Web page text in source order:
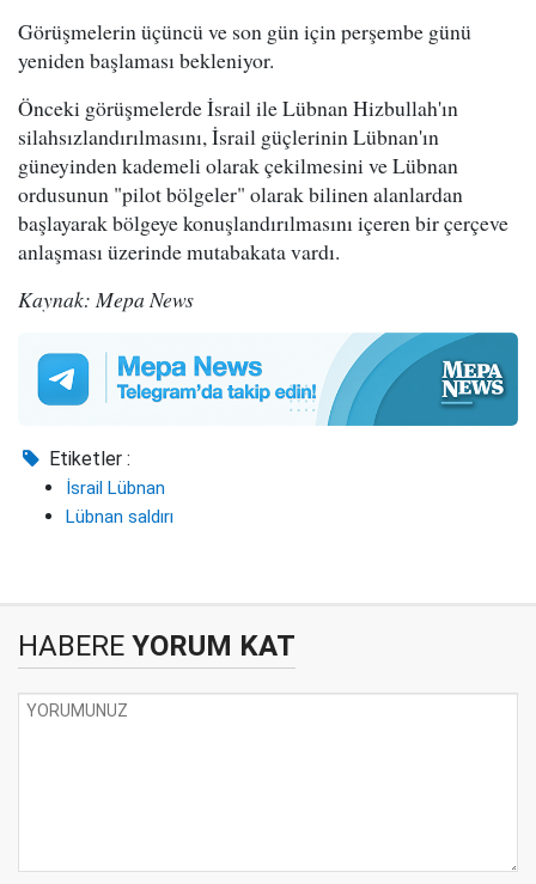
Görüşmelerin üçüncü ve son gün için perşembe günü
yeniden başlaması bekleniyor.
Önceki görüşmelerde İsrail ile Lübnan Hizbullah'ın
silahsızlandırılmasını, İsrail güçlerinin Lübnan'ın
güneyinden kademeli olarak çekilmesini ve Lübnan
ordusunun "pilot bölgeler" olarak bilinen alanlardan
başlayarak bölgeye konuşlandırılmasını içeren bir çerçeve
anlaşması üzerinde mutabakata vardı.
Kaynak: Mepa News
Etiketler :
İsrail Lübnan
Lübnan saldırı
HABERE YORUM KAT